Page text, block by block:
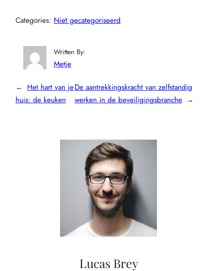
Categories: Niet gecategoriseerd
Written By:
Metje
← Het hart van je
huis: de keuken
De aantrekkingskracht van zelfstandig
werken in de beveiligingsbranche →
Lucas Brey